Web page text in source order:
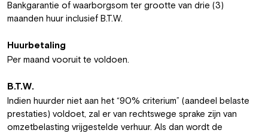
Bankgarantie of waarborgsom ter grootte van drie (3)
maanden huur inclusief B.T.W.
Huurbetaling
Per maand vooruit te voldoen.
B.T.W.
Indien huurder niet aan het “90% criterium” (aandeel belaste
prestaties) voldoet, zal er van rechtswege sprake zijn van
omzetbelasting vrijgestelde verhuur. Als dan wordt de